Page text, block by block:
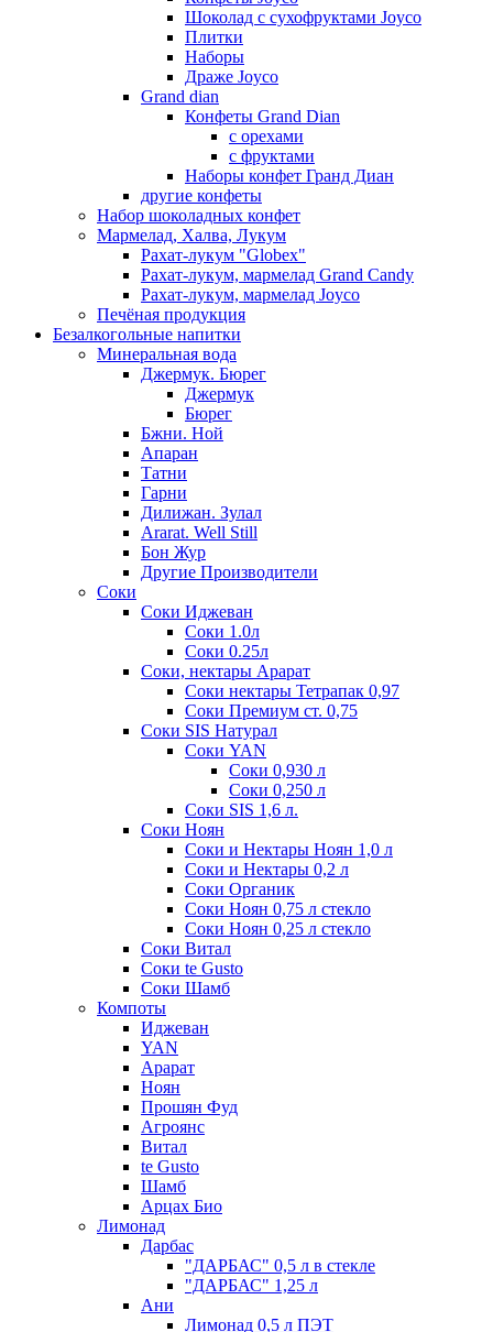
Шоколад с сухофруктами Joyco
Плитки
Наборы
Драже Joyco
Grand dian
Конфеты Grand Dian
с орехами
с фруктами
Наборы конфет Гранд Диан
другие конфеты
Набор шоколадных конфет
Мармелад, Халва, Лукум
Рахат-лукум "Globex"
Рахат-лукум, мармелад Grand Candy
Рахат-лукум, мармелад Joyco
Печёная продукция
Безалкогольные напитки
Минеральная вода
Джермук. Бюрег
Джермук
Бюрег
Бжни. Ной
Апаран
Татни
Гарни
Дилижан. Зулал
Ararat. Well Still
Бон Жур
Другие Производители
Соки
Соки Иджеван
Соки 1.0л
Соки 0.25л
Соки, нектары Арарат
Соки нектары Тетрапак 0,97
Соки Премиум ст. 0,75
Соки SIS Натурал
Соки YAN
Соки 0,930 л
Соки 0,250 л
Соки SIS 1,6 л.
Соки Ноян
Соки и Нектары Ноян 1,0 л
Соки и Нектары 0,2 л
Соки Органик
Соки Ноян 0,75 л стекло
Соки Ноян 0,25 л стекло
Соки Витал
Соки te Gusto
Соки Шамб
Компоты
Иджеван
YAN
Арарат
Ноян
Прошян Фуд
Агроянс
Витал
te Gusto
Шамб
Арцах Био
Лимонад
Дарбас
"ДАРБАС" 0,5 л в стекле
"ДАРБАС" 1,25 л
Ани
Лимонад 0,5 л ПЭТ